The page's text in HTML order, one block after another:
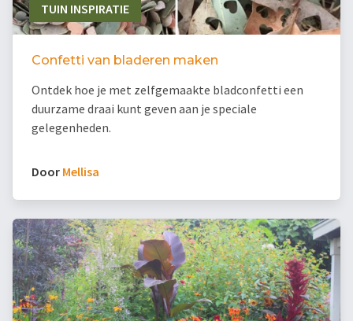
TUIN INSPIRATIE
Confetti van bladeren maken
Ontdek hoe je met zelfgemaakte bladconfetti een
duurzame draai kunt geven aan je speciale
gelegenheden.
Door Mellisa